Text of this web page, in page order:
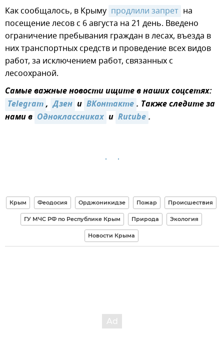
Как сообщалось, в Крыму продлили запрет на
посещение лесов с 6 августа на 21 день. Введено
ограничение пребывания граждан в лесах, въезда в
них транспортных средств и проведение всех видов
работ, за исключением работ, связанных с
лесоохраной.
Самые важные новости ищите в наших соцсетях:
Telegram, Дзен и ВКонтакте. Также следите за
нами в Одноклассниках и Rutube.
Крым Феодосия Орджоникидзе Пожар Происшествия
ГУ МЧС РФ по Республике Крым Природа Экология
Новости Крыма